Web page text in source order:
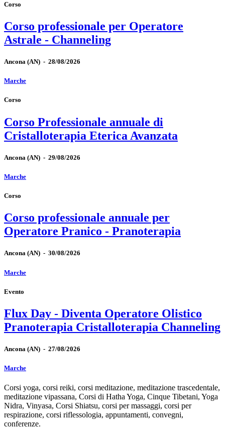
Corso
Corso professionale per Operatore
Astrale - Channeling
Ancona (AN) - 28/08/2026
Marche
Corso
Corso Professionale annuale di
Cristalloterapia Eterica Avanzata
Ancona (AN) - 29/08/2026
Marche
Corso
Corso professionale annuale per
Operatore Pranico - Pranoterapia
Ancona (AN) - 30/08/2026
Marche
Evento
Flux Day - Diventa Operatore Olistico
Pranoterapia Cristalloterapia Channeling
Ancona (AN) - 27/08/2026
Marche
Corsi yoga, corsi reiki, corsi meditazione, meditazione trascedentale,
meditazione vipassana, Corsi di Hatha Yoga, Cinque Tibetani, Yoga
Nidra, Vinyasa, Corsi Shiatsu, corsi per massaggi, corsi per
respirazione, corsi riflessologia, appuntamenti, convegni,
conferenze.